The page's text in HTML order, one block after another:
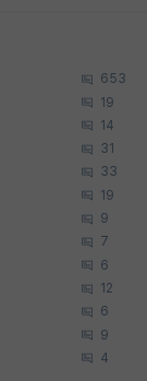
653
19
14
31
33
19
9
7
6
12
6
9
4